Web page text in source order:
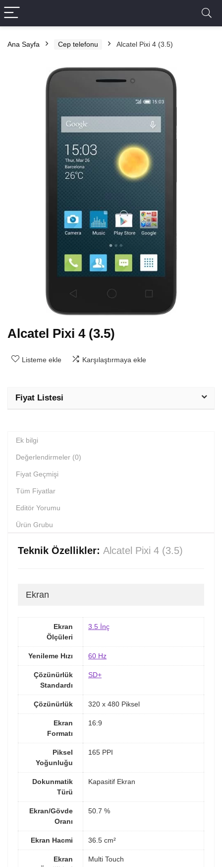
Ana Sayfa Cep telefonu Alcatel Pixi 4 (3.5)
Alcatel Pixi 4 (3.5)
Listeme ekle Karşılaştırmaya ekle
Fiyat Listesi
Ek bilgi
Değerlendirmeler (0)
Fiyat Geçmişi
Tüm Fiyatlar
Editör Yorumu
Ürün Grubu
Teknik Özellikler: Alcatel Pixi 4 (3.5)
Ekran
Ekran
Ölçüleri
3.5 İnç
Yenileme Hızı 60 Hz
Çözünürlük
Standardı
SD+
Çözünürlük 320 x 480 Piksel
Ekran
Formatı
16:9
Piksel
Yoğunluğu
165 PPI
Dokunmatik
Türü
Kapasitif Ekran
Ekran/Gövde
Oranı
50.7 %
Ekran Hacmi 36.5 cm²
Ekran
Multi Touch